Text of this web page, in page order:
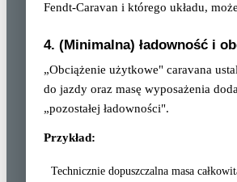
Fendt-Caravan i którego układu,
4. (Minimalna) ładowność i
„Obciążenie użytkowe" caravana
do jazdy oraz masę wyposażenia
„pozostałej ładowności".
Przykład:
Technicznie dopuszczalna masa